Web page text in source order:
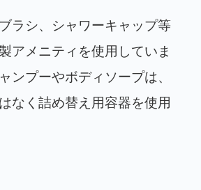
ラシ、シャワーキャップ等
アメニティを使用していま
ンプーやボディソープは、
なく詰め替え用容器を使用